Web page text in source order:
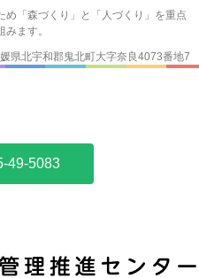
「森づくり」と「人づくり」を重点
みます。
49-5083
県北宇和郡鬼北町大字奈良4073番地7